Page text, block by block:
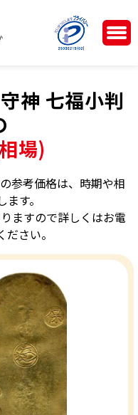
神 七福小判
場)
参考価格は、時期や相
す。
ますので詳しくはお電
さい。